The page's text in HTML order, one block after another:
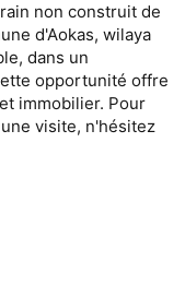
non construit de
d'Aokas, wilaya
dans un
opportunité offre
immobilier. Pour
visite, n'hésitez